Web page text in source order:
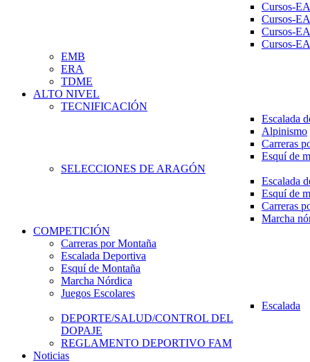
Cursos-
Cursos-
Cursos-
Cursos-
EMB
ERA
TDME
ALTO NIVEL
TECNIFICACIÓN
Escalada
Alpinismo
Carreras
Esquí de
SELECCIONES DE ARAGÓN
Escalada
Esquí de
Carreras
Marcha
COMPETICIÓN
Carreras por Montaña
Escalada Deportiva
Esquí de Montaña
Marcha Nórdica
Juegos Escolares
Escalada
DEPORTE/SALUD/CONTROL DEL
DOPAJE
REGLAMENTO DEPORTIVO FAM
Noticias